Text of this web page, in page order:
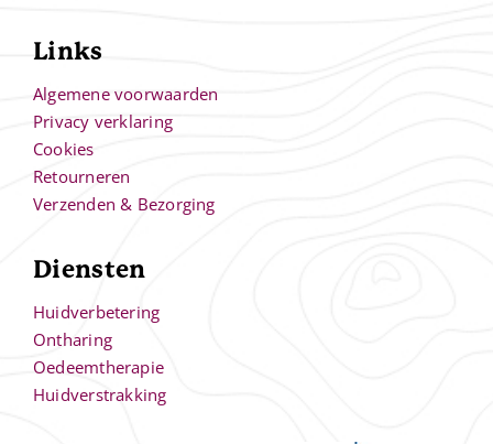
Links
Algemene voorwaarden
Privacy verklaring
Cookies
Retourneren
Verzenden & Bezorging
Diensten
Huidverbetering
Ontharing
Oedeemtherapie
Huidverstrakking